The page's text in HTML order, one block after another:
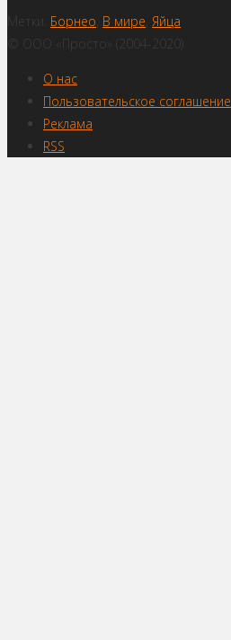
Метки: Борнео В мире Яйца
© ООО «Просто» (2004-2020)
О нас
Пользовательское соглашение
Реклама
RSS